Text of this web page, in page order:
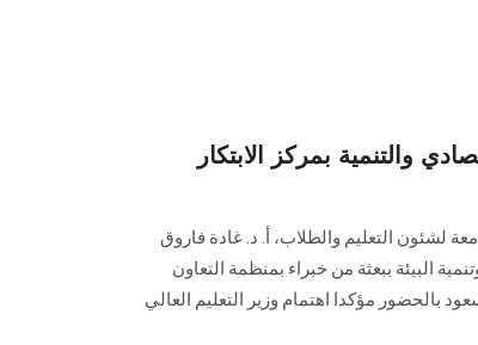
والتنمية بمركز الابتكار
لشئون التعليم والطلاب، أ. د. غادة فاروق
البيئة ببعثة من خبراء بمنظمة التعاون
بالحضور مؤكدا اهتمام وزير التعليم العالي